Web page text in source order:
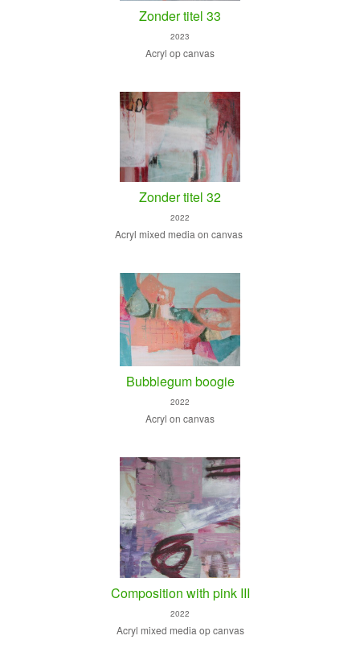
Zonder titel 33
2023
Acryl op canvas
Zonder titel 32
2022
Acryl mixed media on canvas
Bubblegum boogie
2022
Acryl on canvas
Composition with pink III
2022
Acryl mixed media op canvas